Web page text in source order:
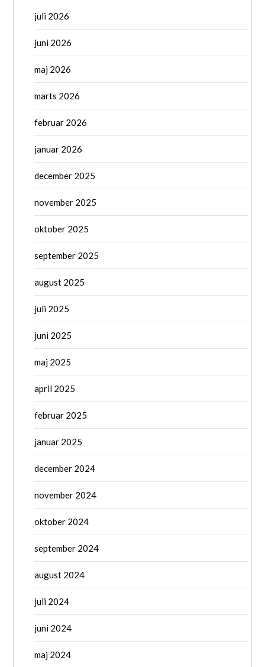
juli 2026
juni 2026
maj 2026
marts 2026
februar 2026
januar 2026
december 2025
november 2025
oktober 2025
september 2025
august 2025
juli 2025
juni 2025
maj 2025
april 2025
februar 2025
januar 2025
december 2024
november 2024
oktober 2024
september 2024
august 2024
juli 2024
juni 2024
maj 2024